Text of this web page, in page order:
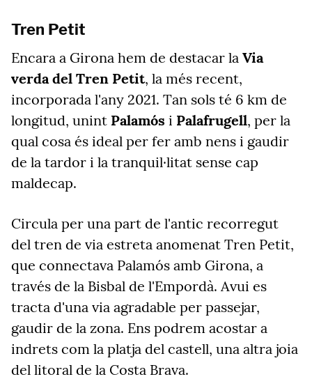
Tren Petit
Encara a Girona hem de destacar la Via
verda del Tren Petit, la més recent,
incorporada l'any 2021. Tan sols té 6 km de
longitud, unint Palamós i Palafrugell, per la
qual cosa és ideal per fer amb nens i gaudir
de la tardor i la tranquil·litat sense cap
maldecap.
Circula per una part de l'antic recorregut
del tren de via estreta anomenat Tren Petit,
que connectava Palamós amb Girona, a
través de la Bisbal de l'Empordà. Avui es
tracta d'una via agradable per passejar,
gaudir de la zona. Ens podrem acostar a
indrets com la platja del castell, una altra joia
del litoral de la Costa Brava.